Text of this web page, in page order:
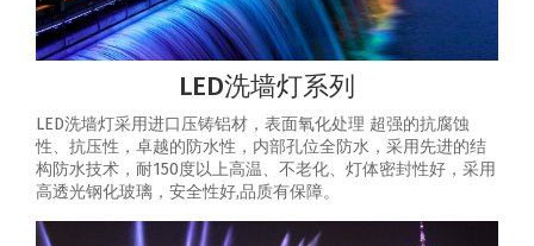
LED洗墙灯系列
LED洗墙灯采用进口压铸铝材，表面氧化处理 超强的抗腐蚀
性、抗压性，卓越的防水性，内部孔位全防水，采用先进的结
构防水技术，耐150度以上高温、不老化、灯体密封性好，采用
高透光钢化玻璃，安全性好,品质有保障。